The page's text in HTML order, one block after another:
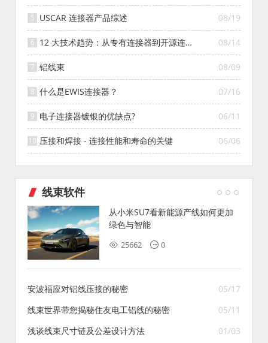
08/19
USCAR 连接器产品综述
08/14
12 大技术趋势：从专有连接器到开源连接
器的演变
08/09
铝线束
07/16
什么是EWIS连接器？
06/11
电子连接器镀银的优缺点?
06/06
压接和焊接 - 连接性能和寿命的关键
线束软件
从小米SU7看新能源产线如何更加
绿色与智能
25662 0
05/17
安波福应对铝线压接的秘密
05/11
线束世界带您揭秘住友电工铝线的秘密
01/03
浅谈线束尺寸链及公差设计方法